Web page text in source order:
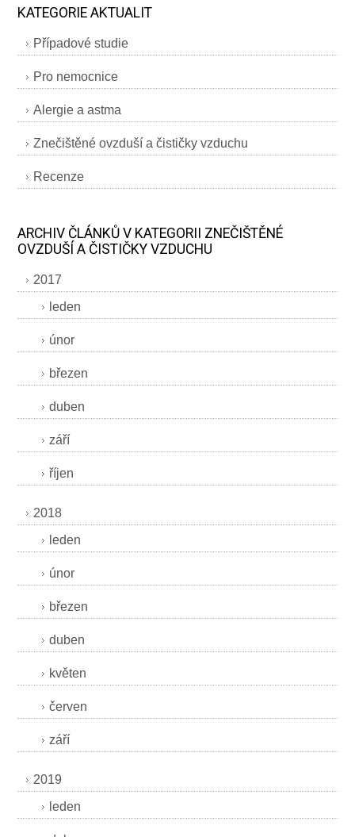
KATEGORIE AKTUALIT
Případové studie
Pro nemocnice
Alergie a astma
Znečištěné ovzduší a čističky vzduchu
Recenze
ARCHIV ČLÁNKŮ V KATEGORII ZNEČIŠTĚNÉ
OVZDUŠÍ A ČISTIČKY VZDUCHU
2017
leden
únor
březen
duben
září
říjen
2018
leden
únor
březen
duben
květen
červen
září
2019
leden